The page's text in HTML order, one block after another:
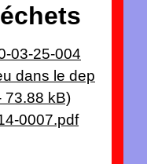
03-25-004
dans le dep
73.88 kB)
0007.pdf